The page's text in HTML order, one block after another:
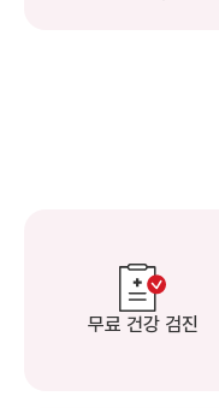
무료 건강 검진